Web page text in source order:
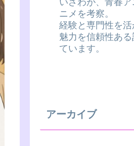
ニメを考察。
経験と専門性を
魅力を信頼性あ
ています。
アーカイブ